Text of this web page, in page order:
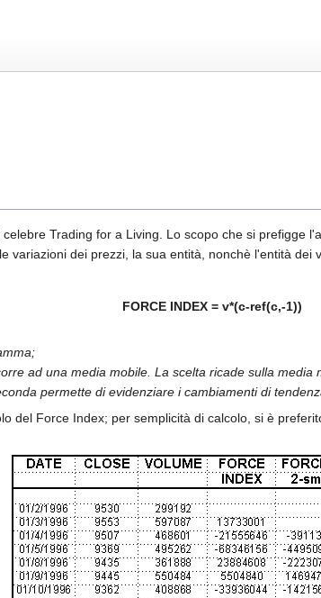
Trading for a Living. Lo scopo che si prefigge
variazioni dei prezzi, la sua entità, nonchè l'entità dei
FORCE INDEX = v*(c-ref(c,-1))
ad una media mobile. La scelta ricade sulla
permette di evidenziare i cambiamenti di
del Force Index; per semplicità di calcolo, si è